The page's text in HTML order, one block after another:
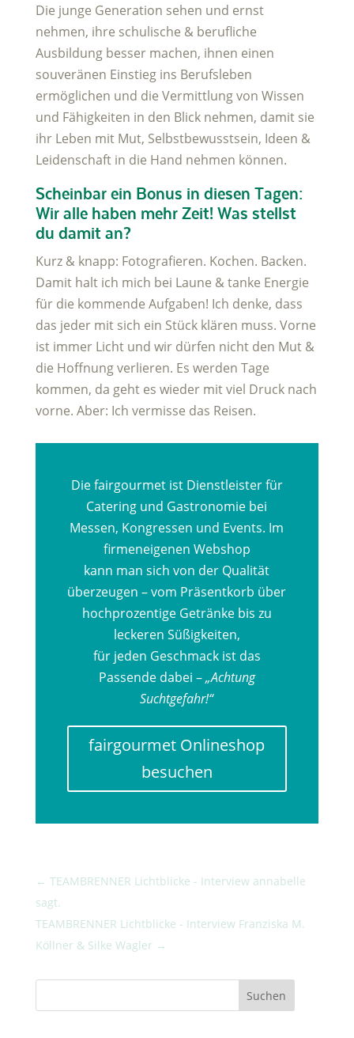
Die junge Generation sehen und ernst
nehmen, ihre schulische & berufliche
Ausbildung besser machen, ihnen einen
souveränen Einstieg ins Berufsleben
ermöglichen und die Vermittlung von Wissen
und Fähigkeiten in den Blick nehmen, damit sie
ihr Leben mit Mut, Selbstbewusstsein, Ideen &
Leidenschaft in die Hand nehmen können.
Scheinbar ein Bonus in diesen Tagen:
Wir alle haben mehr Zeit! Was stellst
du damit an?
Kurz & knapp: Fotografieren. Kochen. Backen.
Damit halt ich mich bei Laune & tanke Energie
für die kommende Aufgaben! Ich denke, dass
das jeder mit sich ein Stück klären muss. Vorne
ist immer Licht und wir dürfen nicht den Mut &
die Hoffnung verlieren. Es werden Tage
kommen, da geht es wieder mit viel Druck nach
vorne. Aber: Ich vermisse das Reisen.
Die fairgourmet ist Dienstleister für
Catering und Gastronomie bei
Messen, Kongressen und Events. Im
firmeneigenen Webshop
kann man sich von der Qualität
überzeugen – vom Präsentkorb über
hochprozentige Getränke bis zu
leckeren Süßigkeiten,
für jeden Geschmack ist das
Passende dabei –„Achtung
Suchtgefahr!“
fairgourmet Onlineshop
besuchen
← TEAMBRENNER Lichtblicke - Interview annabelle
sagt.
TEAMBRENNER Lichtblicke - Interview Franziska M.
Köllner & Silke Wagler →